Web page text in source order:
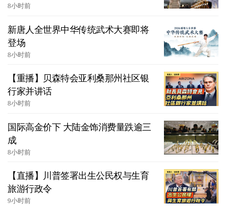
8小时前
新唐人全世界中华传统武术大赛即将
登场
8小时前
【重播】贝森特会亚利桑那州社区银
行家并讲话
8小时前
国际高金价下 大陆金饰消费量跌逾三
成
8小时前
【直播】川普签署出生公民权与生育
旅游行政令
9小时前